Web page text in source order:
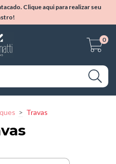
Clique aqui para realizar seu
0
> Travas